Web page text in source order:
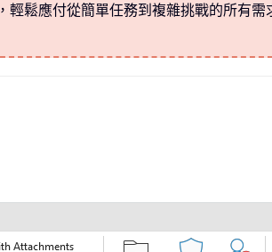
，輕鬆應付從簡單任務到複雜挑戰的所有